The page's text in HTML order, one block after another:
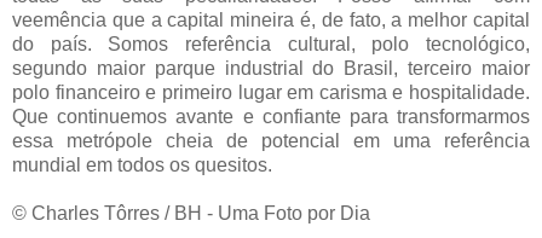
veemência que a capital mineira é, de fato, a melhor capital
do país. Somos referência cultural, polo tecnológico,
segundo maior parque industrial do Brasil, terceiro maior
polo financeiro e primeiro lugar em carisma e hospitalidade.
Que continuemos avante e confiante para transformarmos
essa metrópole cheia de potencial em uma referência
mundial em todos os quesitos.
© Charles Tôrres / BH - Uma Foto por Dia